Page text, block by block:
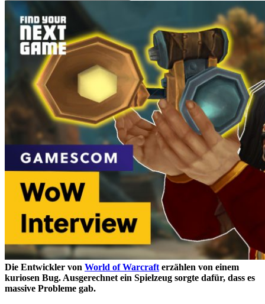
Die Entwickler von World of Warcraft erzählen von einem
kuriosen Bug. Ausgerechnet ein Spielzeug sorgte dafür, dass es
massive Probleme gab.